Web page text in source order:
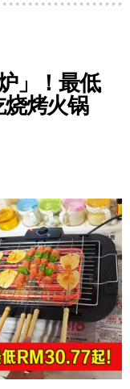
」！最低
烤火锅